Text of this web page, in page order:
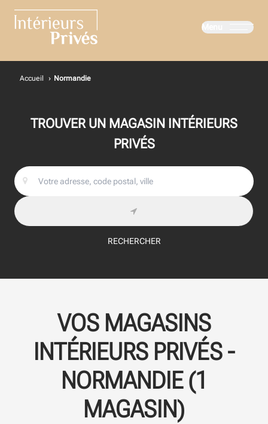
Menu
Accueil › Normandie
TROUVER UN MAGASIN INTÉRIEURS
PRIVÉS
RECHERCHER
VOS MAGASINS
INTÉRIEURS PRIVÉS -
NORMANDIE (1
MAGASIN)